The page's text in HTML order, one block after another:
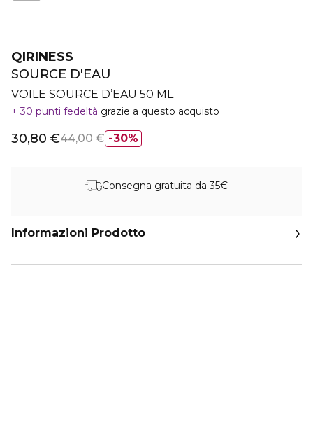
QIRINESS
SOURCE D'EAU
VOILE SOURCE D’EAU 50 ML
30 punti fedeltà grazie a questo acquisto
30%
30,80 €44,00 €
Consegna gratuita da 35€
Informazioni Prodotto